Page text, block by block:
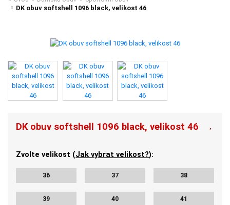
DK obuv softshell 1096 black, velikost 46
DK obuv softshell 1096 black, velikost 46
Zvolte velikost (Jak vybrat velikost?):
36 37 38
39 40 41